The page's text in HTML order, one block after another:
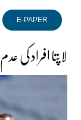
E-PAPER
لاپتا افراد کی